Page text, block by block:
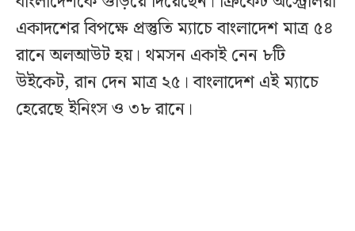
একাদশের বিপক্ষে প্রস্তুতি ম্যাচে বাংলাদেশ মাত্র ৫৪
রানে অলআউট হয়। থমসন একাই নেন ৮টি
উইকেট, রান দেন মাত্র ২৫। বাংলাদেশ এই ম্যাচে
হেরেছে ইনিংস ও ৩৮ রানে।